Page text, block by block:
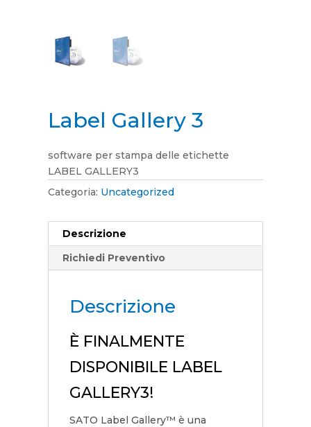
Label Gallery 3
software per stampa delle etichette
LABEL GALLERY3
Categoria: Uncategorized
Descrizione
Richiedi Preventivo
Descrizione
È FINALMENTE
DISPONIBILE LABEL
GALLERY3!
SATO Label Gallery™ è una